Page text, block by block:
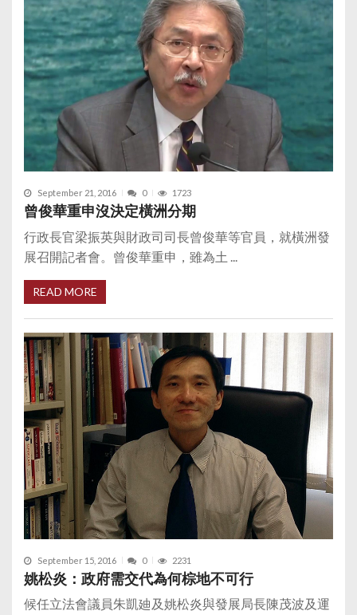
September 21, 2016 0 1723
曾俊華重申沒決定橫洲分期
行政長官梁振英與財政司司長曾俊華等官員，就橫洲發
展召開記者會。曾俊華重申，雖為土 ...
READ MORE
September 15, 2016 0 2231
姚松炎：政府需交代為何棕地不可行
候任立法會議員朱凱廸及姚松炎與發展局長陳茂波及運